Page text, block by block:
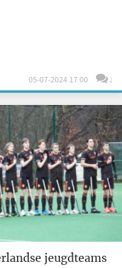
05-07-2024 17:00 1
jeugdteams